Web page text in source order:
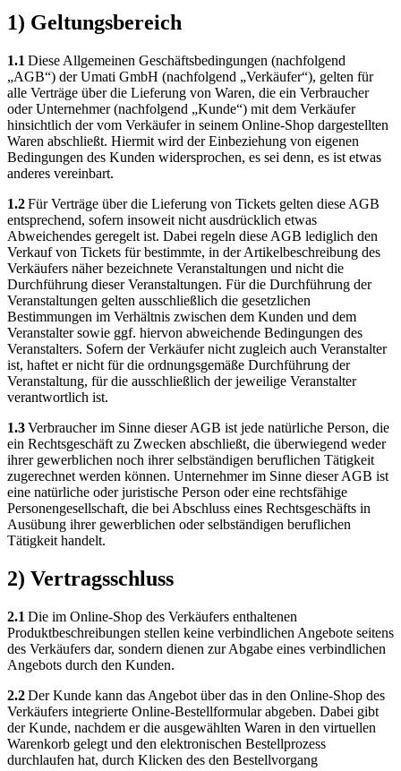
1) Geltungsbereich
1.1 Diese Allgemeinen Geschäftsbedingungen (nachfolgend
„AGB“) der Umati GmbH (nachfolgend „Verkäufer“), gelten für
alle Verträge über die Lieferung von Waren, die ein Verbraucher
oder Unternehmer (nachfolgend „Kunde“) mit dem Verkäufer
hinsichtlich der vom Verkäufer in seinem Online-Shop dargestellten
Waren abschließt. Hiermit wird der Einbeziehung von eigenen
Bedingungen des Kunden widersprochen, es sei denn, es ist etwas
anderes vereinbart.
1.2Für Verträge über die Lieferung von Tickets gelten diese AGB
entsprechend, sofern insoweit nicht ausdrücklich etwas
Abweichendes geregelt ist. Dabei regeln diese AGB lediglich den
Verkauf von Tickets für bestimmte, in der Artikelbeschreibung des
Verkäufers näher bezeichnete Veranstaltungen und nicht die
Durchführung dieser Veranstaltungen. Für die Durchführung der
Veranstaltungen gelten ausschließlich die gesetzlichen
Bestimmungen im Verhältnis zwischen dem Kunden und dem
Veranstalter sowie ggf. hiervon abweichende Bedingungen des
Veranstalters. Sofern der Verkäufer nicht zugleich auch Veranstalter
ist, haftet er nicht für die ordnungsgemäße Durchführung der
Veranstaltung, für die ausschließlich der jeweilige Veranstalter
verantwortlich ist.
1.3Verbraucher im Sinne dieser AGB ist jede natürliche Person, die
ein Rechtsgeschäft zu Zwecken abschließt, die überwiegend weder
ihrer gewerblichen noch ihrer selbständigen beruflichen Tätigkeit
zugerechnet werden können. Unternehmer im Sinne dieser AGB ist
eine natürliche oder juristische Person oder eine rechtsfähige
Personengesellschaft, die bei Abschluss eines Rechtsgeschäfts in
Ausübung ihrer gewerblichen oder selbständigen beruflichen
Tätigkeit handelt.
2) Vertragsschluss
2.1 Die im Online-Shop des Verkäufers enthaltenen
Produktbeschreibungen stellen keine verbindlichen Angebote seitens
des Verkäufers dar, sondern dienen zur Abgabe eines verbindlichen
Angebots durch den Kunden.
2.2Der Kunde kann das Angebot über das in den Online-Shop des
Verkäufers integrierte Online-Bestellformular abgeben. Dabei gibt
der Kunde, nachdem er die ausgewählten Waren in den virtuellen
Warenkorb gelegt und den elektronischen Bestellprozess
durchlaufen hat, durch Klicken des den Bestellvorgang